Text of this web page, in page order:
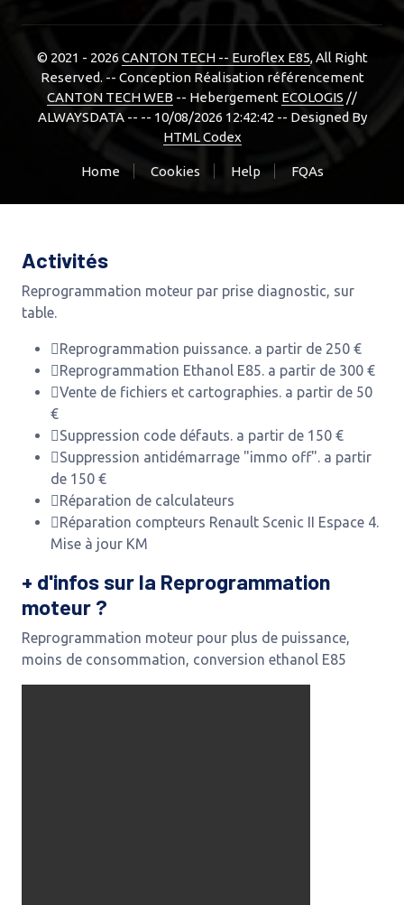
© 2021 - 2026CANTON TECH -- Euroflex E85, All Right
Reserved. -- Conception Réalisation référencement
CANTON TECH WEB -- Hebergement ECOLOGIS //
ALWAYSDATA -- -- 10/08/2026 12:42:42 -- Designed By
HTML Codex
Home Cookies Help FQAs
Activités
Reprogrammation moteur par prise diagnostic, sur
table.
Reprogrammation puissance. a partir de 250 €
Reprogrammation Ethanol E85. a partir de 300 €
Vente de fichiers et cartographies. a partir de 50
€
Suppression code défauts. a partir de 150 €
Suppression antidémarrage "immo off". a partir
de 150 €
Réparation de calculateurs
Réparation compteurs Renault Scenic II Espace 4.
Mise à jour KM
+ d'infos sur la Reprogrammation
moteur ?
Reprogrammation moteur pour plus de puissance,
moins de consommation, conversion ethanol E85